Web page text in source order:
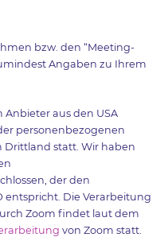
bzw. den “Meeting-
Angaben zu Ihrem
Anbieter aus den USA
personenbezogenen
statt. Wir haben
der den
entspricht. Die Verarbeitung
Zoom findet laut dem
von Zoom statt.